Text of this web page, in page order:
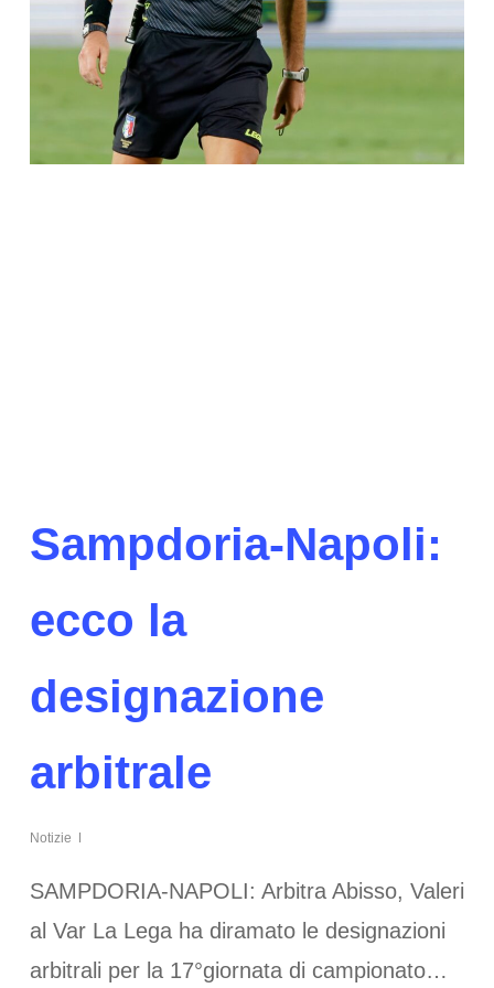
Sampdoria-Napoli:
ecco la
designazione
arbitrale
Notizie
SAMPDORIA-NAPOLI: Arbitra Abisso, Valeri
al Var La Lega ha diramato le designazioni
arbitrali per la 17°giornata di campionato…